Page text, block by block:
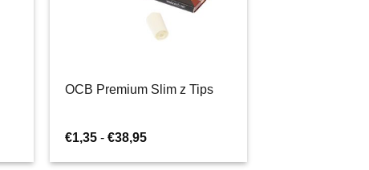
OCB Premium Slim z Tips
€1,35 - €38,95Zakres
od